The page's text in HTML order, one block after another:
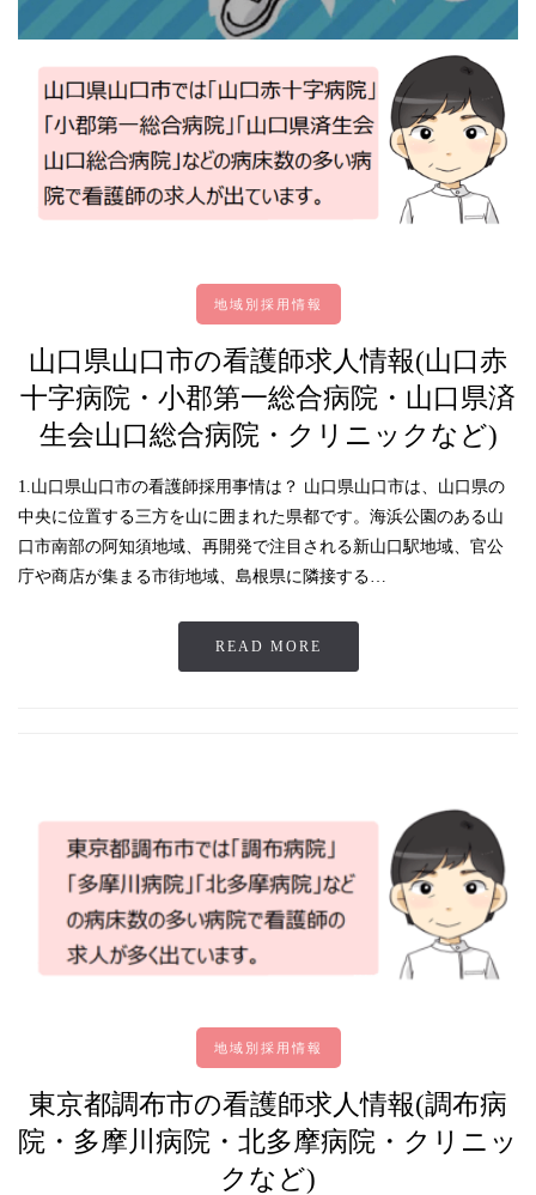
地域別採用情報
山口県山口市の看護師求人情報(山口赤
十字病院・小郡第一総合病院・山口県済
生会山口総合病院・クリニックなど)
1.山口県山口市の看護師採用事情は？ 山口県山口市は、山口県の
中央に位置する三方を山に囲まれた県都です。海浜公園のある山
口市南部の阿知須地域、再開発で注目される新山口駅地域、官公
庁や商店が集まる市街地域、島根県に隣接する…
READ MORE
地域別採用情報
東京都調布市の看護師求人情報(調布病
院・多摩川病院・北多摩病院・クリニッ
クなど)